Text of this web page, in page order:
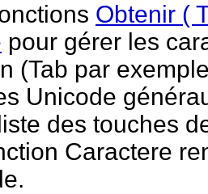
Obtenir (
pour gérer les
(Tab par
Unicode
des touches
Caractere